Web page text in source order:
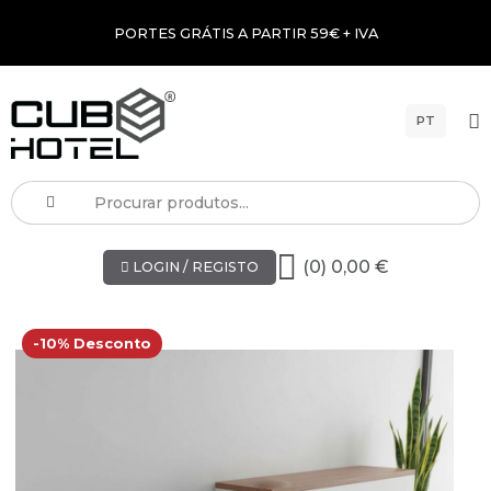
PORTES GRÁTIS A PARTIR 59€ + IVA
PT
LOGIN / REGISTO (0) 0,00 €
-10% Desconto